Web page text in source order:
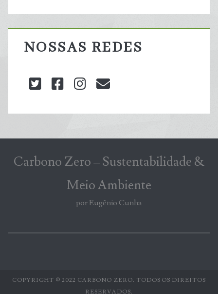
NOSSAS REDES
twitterfacebookinstagram
Carbono Zero – Sustentabilidade &
Meio Ambiente
por Eugênio Cunha
COPYRIGHT © 2022 CARBONO ZERO. TODOS OS DIREITOS
RESERVADOS.